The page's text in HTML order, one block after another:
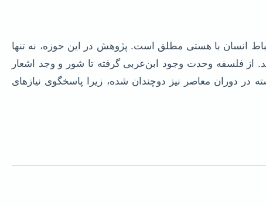
انسان با هستی مطلق است. پژوهش در این حوزه، نه تنها
از فلسفه وحدت وجود ابن‌عربی گرفته تا شور و وجد اشعار
دوران معاصر نیز دوچندان شده، زیرا پاسخگوی نیازهای